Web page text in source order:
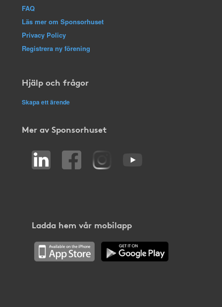
FAQ
Läs mer om Sponsorhuset
Privacy Policy
Registrera ny förening
Hjälp och frågor
Skapa ett ärende
Mer av Sponsorhuset
Ladda hem vår mobilapp